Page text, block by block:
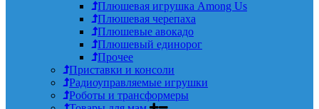
Плюшевая игрушка Among Us
Плюшевая черепаха
Плюшевые авокадо
Плюшевый единорог
Прочее
Приставки и консоли
Радиоуправляемые игрушки
Роботы и трансформеры